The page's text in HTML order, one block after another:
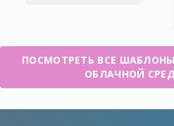
ПОСМОТРЕТЬ ВСЕ
ОБЛАЧНОЙ